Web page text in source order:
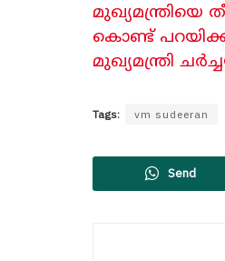
മുഖ്യമന്ത്രിയെ
കൊണ്ട്
മുഖ്യമന്ത്രി
Tags: vm sudeeran
Send